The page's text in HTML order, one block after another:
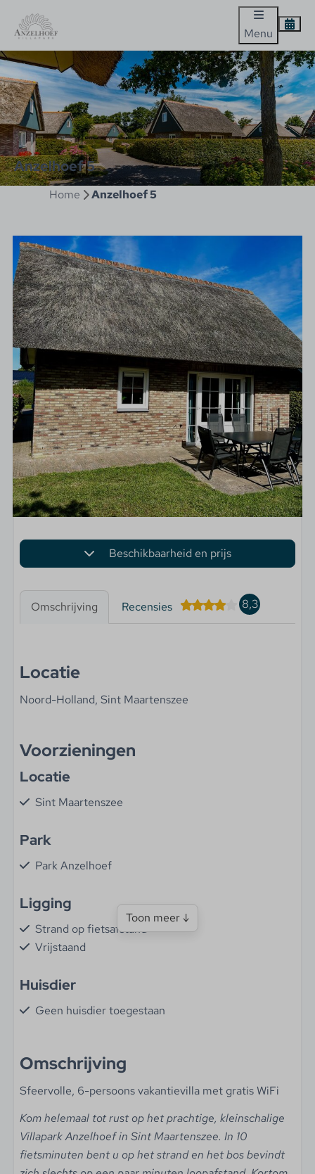
Menu
Anzelhoef 5
Home Anzelhoef 5
Beschikbaarheid en prijs
Omschrijving Recensies 8,3
Locatie
Noord-Holland, Sint Maartenszee
Voorzieningen
Locatie
Sint Maartenszee
Park
Park Anzelhoef
Ligging
Strand op fietsafstand
Vrijstaand
Huisdier
Geen huisdier toegestaan
Woonoppervlakte (m²): 90
Roken niet toegestaan
Flatscreen TV
Keuken
Toon meer ↓
Omschrijving
Sfeervolle, 6-persoons vakantievilla met gratis WiFi
Kom helemaal tot rust op het prachtige, kleinschalige
Villapark Anzelhoef in Sint Maartenszee. In 10
fietsminuten bent u op het strand en het bos bevindt